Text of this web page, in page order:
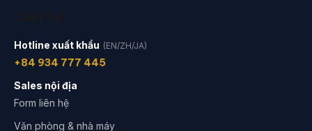
Hotline xuất khẩu (EN/ZH/JA)
+84 934 777 445
Sales nội địa
Form liên hệ
Văn phòng & nhà máy